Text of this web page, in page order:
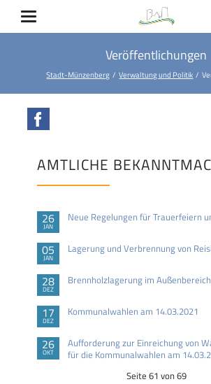
Veröffentlichungen
Stadt-Münzenberg Verwaltung und Politik
AMTLICHE
26
JAN
Neue Regelungen für Trauerfeiern
05
JAN
Lagerung und Verbrennung von
28
DEZ
Brennholzlagerung im Außenbereich
17
DEZ
Kommunalwahlen am 14.03.2021
26
OKT
Aufforderung zur Einreichung von
für die Kommunalwahlen am
Seite 61 von 69